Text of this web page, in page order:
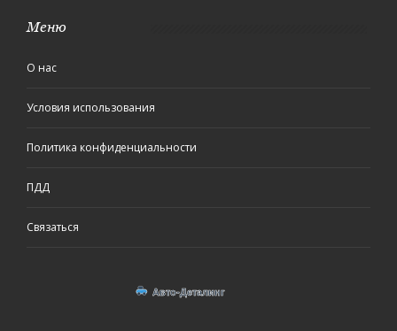
Меню
О нас
Условия использования
Политика конфиденциальности
ПДД
Связаться